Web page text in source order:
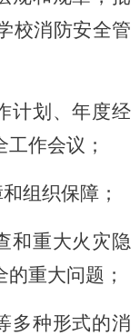
校消防安全管
计划、年度经
作会议；
组织保障；
和重大火灾隐
重大问题；
多种形式的消